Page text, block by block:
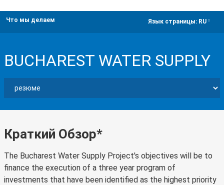
Что мы делаем Язык страницы: RU
BUCHAREST WATER SUPPLY
Краткий Обзор*
The Bucharest Water Supply Project's objectives will be to
finance the execution of a three year program of
investments that have been identified as the highest priority